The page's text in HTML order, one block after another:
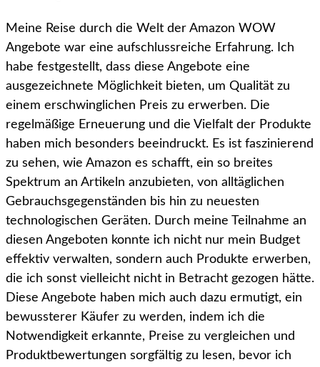
Meine Reise durch die Welt der Amazon WOW
Angebote war eine aufschlussreiche Erfahrung. Ich
habe festgestellt, dass diese Angebote eine
ausgezeichnete Möglichkeit bieten, um Qualität zu
einem erschwinglichen Preis zu erwerben. Die
regelmäßige Erneuerung und die Vielfalt der Produkte
haben mich besonders beeindruckt. Es ist faszinierend
zu sehen, wie Amazon es schafft, ein so breites
Spektrum an Artikeln anzubieten, von alltäglichen
Gebrauchsgegenständen bis hin zu neuesten
technologischen Geräten. Durch meine Teilnahme an
diesen Angeboten konnte ich nicht nur mein Budget
effektiv verwalten, sondern auch Produkte erwerben,
die ich sonst vielleicht nicht in Betracht gezogen hätte.
Diese Angebote haben mich auch dazu ermutigt, ein
bewussterer Käufer zu werden, indem ich die
Notwendigkeit erkannte, Preise zu vergleichen und
Produktbewertungen sorgfältig zu lesen, bevor ich